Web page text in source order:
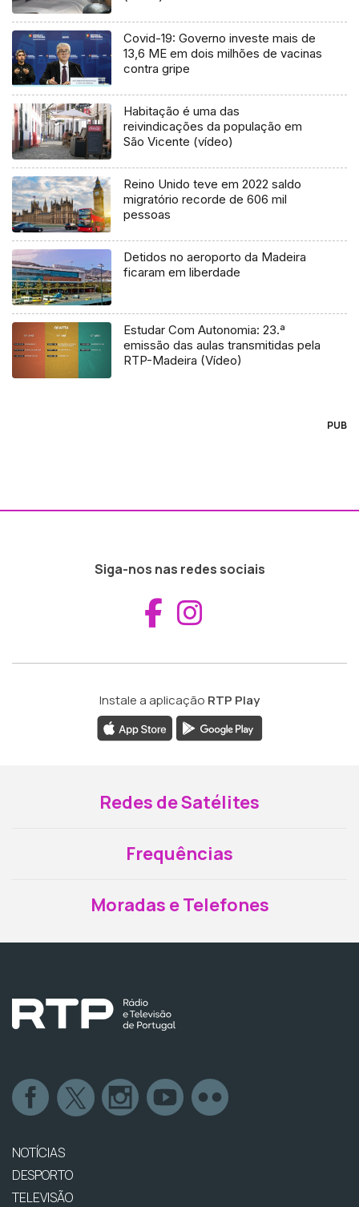
Covid-19: Governo investe mais de
13,6 ME em dois milhões de vacinas
contra gripe
Habitação é uma das
reivindicações da população em
São Vicente (vídeo)
Reino Unido teve em 2022 saldo
migratório recorde de 606 mil
pessoas
Detidos no aeroporto da Madeira
ficaram em liberdade
Estudar Com Autonomia: 23.ª
emissão das aulas transmitidas pela
RTP-Madeira (Vídeo)
PUB
Siga-nos nas redes sociais
Aceder ao
Instale a aplicação RTP Play
Redes de Satélites
Frequências
Moradas e Telefones
NOTÍCIAS
DESPORTO
TELEVISÃO